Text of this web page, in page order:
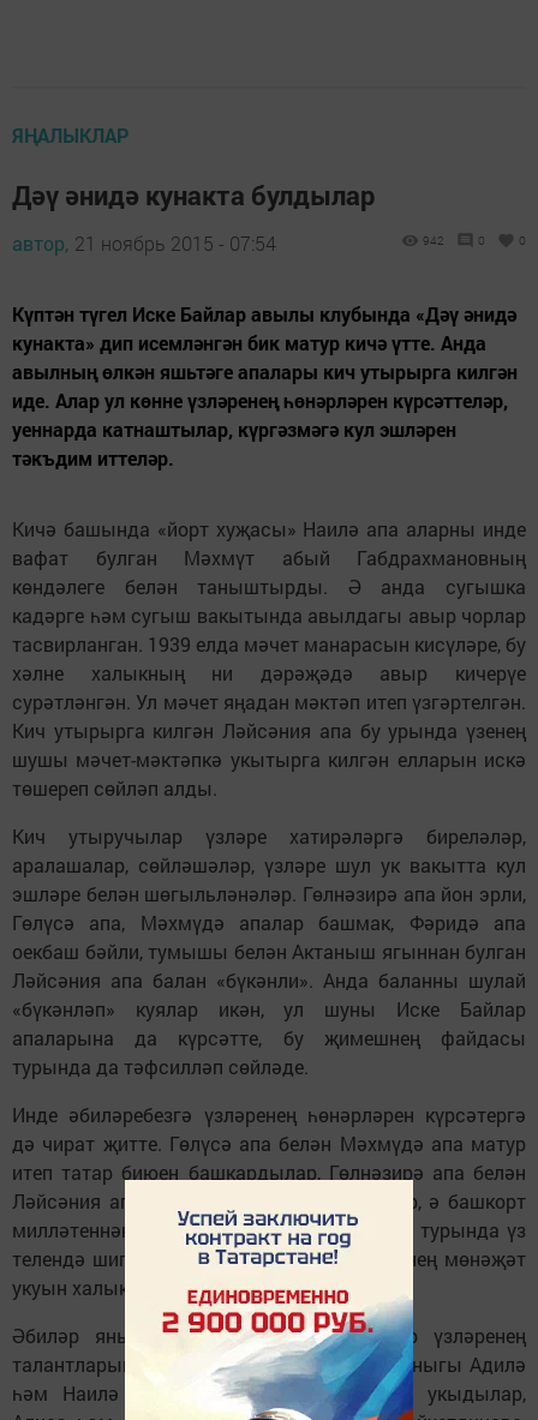
ЯҢАЛЫКЛАР
Дәү әнидә кунакта булдылар
автор, 21 ноябрь 2015 - 07:54 942 0 0
Күптән түгел Иске Байлар авылы клубында «Дәү әнидә
кунакта» дип исемләнгән бик матур кичә үтте. Анда
авылның өлкән яшьтәге апалары кич утырырга килгән
иде. Алар ул көнне үзләренең һөнәрләрен күрсәттеләр,
уеннарда катнаштылар, күргәзмәгә кул эшләрен
тәкъдим иттеләр.
Кичә башында «йорт хуҗасы» Наилә апа аларны инде
вафат булган Мәхмүт абый Габдрахмановның
көндәлеге белән таныштырды. Ә анда сугышка
кадәрге һәм сугыш вакытында авылдагы авыр чорлар
тасвирланган. 1939 елда мәчет манарасын кисүләре, бу
хәлне халыкның ни дәрәҗәдә авыр кичерүе
сурәтләнгән. Ул мәчет яңадан мәктәп итеп үзгәртелгән.
Кич утырырга килгән Ләйсәния апа бу урында үзенең
шушы мәчет-мәктәпкә укытырга килгән елларын искә
төшереп сөйләп алды.
Кич утыручылар үзләре хатирәләргә биреләләр,
аралашалар, сөйләшәләр, үзләре шул ук вакытта кул
эшләре белән шөгыльләнәләр. Гөлнәзирә апа йон эрли,
Гөлүсә апа, Мәхмүдә апалар башмак, Фәридә апа
оекбаш бәйли, тумышы белән Актаныш ягыннан булган
Ләйсәния апа балан «бүкәнли». Анда баланны шулай
«бүкәнләп» куялар икән, ул шуны Иске Байлар
апаларына да күрсәтте, бу җимешнең файдасы
турында да тәфсилләп сөйләде.
Инде әбиләребезгә үзләренең һөнәрләрен күрсәтергә
дә чират җитте. Гөлүсә апа белән Мәхмүдә апа матур
итеп татар биюен башкардылар, Гөлнәзирә апа белән
Ләйсәния апа моңлы җырларын суздылар, ә башкорт
милләтеннән булган Фәридә апа туган тел турында үз
телендә шигырь сөйләде, биеде, Наиләбезнең мөнәҗәт
укуын халык тын да алмыйча тыңлады.
Әбиләр янына оныклар да килде, алар үзләренең
талантларын күрсәтте. Мәхмүдә апаның оныгы Адилә
һәм Наилә апаның кызы Мәрьям дога укыдылар,